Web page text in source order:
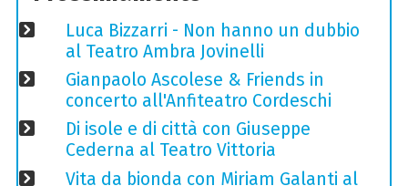
Luca Bizzarri - Non hanno un dubbio
al Teatro Ambra Jovinelli
Gianpaolo Ascolese & Friends in
concerto all'Anfiteatro Cordeschi
Di isole e di città con Giuseppe
Cederna al Teatro Vittoria
Vita da bionda con Miriam Galanti al